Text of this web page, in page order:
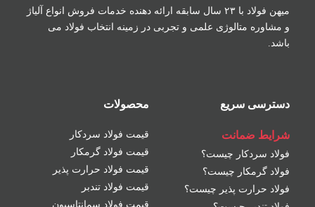
میهن فولاد با ۲۳ سال سابقه ارائه دهنده خدمات فروش
انواع آلیاژ
و مشاوره متالوژی علمی و تجربی در زمینه انتخاب فولاد می
باشد.
دسترسی سریع
شرایط ضمانت
فولاد سردکار چیست؟
فولاد گرمکار چیست؟
فولاد حرارت پذیر چیست؟
محصولات
قیمت فولاد سردکار
قیمت فولاد گرمکار
قیمت فولاد حرارت پذیر
قیمت فولاد تندبر
قیمت فولاد سمانتاسیون